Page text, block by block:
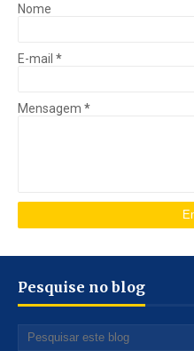
Nome
E-mail *
Mensagem *
Pesquise no blog